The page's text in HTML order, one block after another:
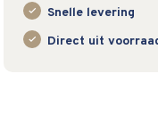
Snelle levering
Direct uit